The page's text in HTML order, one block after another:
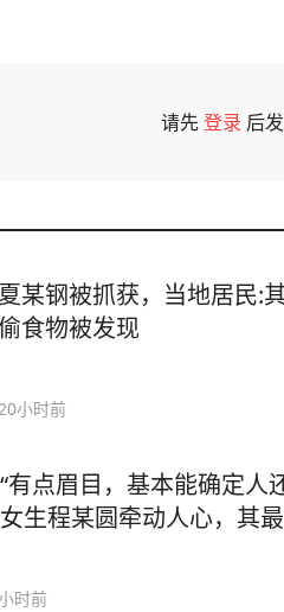
请先登录 后
某钢被抓获，当地居民:
食物被发现
小时前
有点眉目，基本能确定人
生程某圆牵动人心，其
时前